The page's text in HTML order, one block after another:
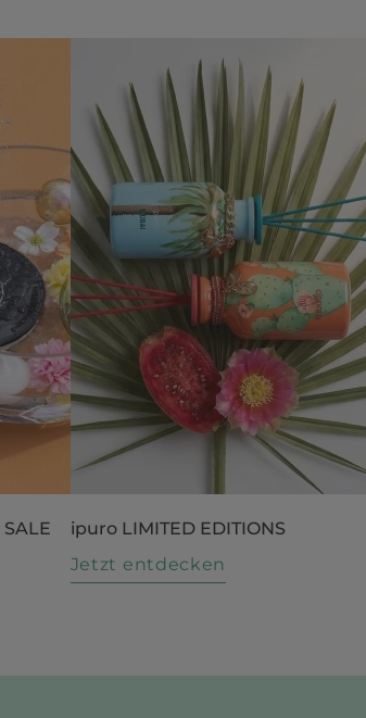
ipuro LIMITED EDITIONS
Jetzt entdecken